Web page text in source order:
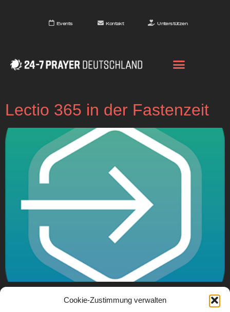
Cookie-Zustimmung verwalten
Events Kontakt Unterstützen
Lectio 365 in der Fastenzeit
Durch die Fastenzeit mit Lectio 365 und in die Wüste
mit den Wüstenvätern und -müttern. Übersetzungen